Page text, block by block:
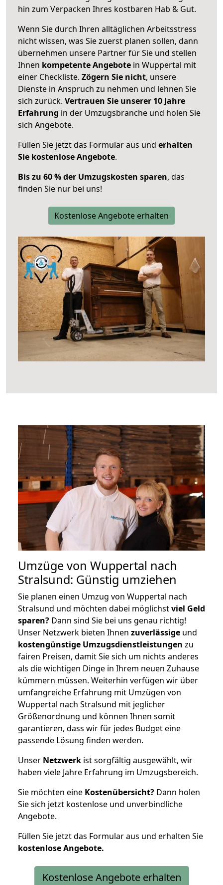
hin zum Verpacken Ihres kostbaren Hab & Gut.
Wenn Sie durch Ihren alltäglichen Arbeitsstress
nicht wissen, was Sie zuerst planen sollen, dann
übernehmen unsere Partner für Sie und stellen
Ihnen kompetente Angebote in Wuppertal mit
einer Checkliste. Zögern Sie nicht, unsere
Dienste in Anspruch zu nehmen und lehnen Sie
sich zurück. Vertrauen Sie unserer 10 Jahre
Erfahrung in der Umzugsbranche und holen Sie
sich Angebote.
Füllen Sie jetzt das Formular aus und erhalten
Sie kostenlose Angebote.
Bis zu 60 % der Umzugskosten sparen, das
finden Sie nur bei uns!
Kostenlose Angebote erhalten
Umzüge von Wuppertal nach
Stralsund: Günstig umziehen
Sie planen einen Umzug von Wuppertal nach
Stralsund und möchten dabei möglichstviel Geld
sparen? Dann sind Sie bei uns genau richtig!
Unser Netzwerk bieten Ihnen zuverlässige und
kostengünstige Umzugsdienstleistungen zu
fairen Preisen, damit Sie sich um nichts anderes
als die wichtigen Dinge in Ihrem neuen Zuhause
kümmern müssen. Weiterhin verfügen wir über
umfangreiche Erfahrung mit Umzügen von
Wuppertal nach Stralsund mit jeglicher
Größenordnung und können Ihnen somit
garantieren, dass wir für jedes Budget eine
passende Lösung finden werden.
Unser Netzwerk ist sorgfältig ausgewählt, wir
haben viele Jahre Erfahrung im Umzugsbereich.
Sie möchten eine Kostenübersicht? Dann holen
Sie sich jetzt kostenlose und unverbindliche
Angebote.
Füllen Sie jetzt das Formular aus und erhalten Sie
kostenloseAngebote.
Kostenlose Angebote erhalten